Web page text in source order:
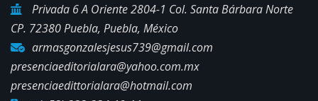
Privada 6 A Oriente 2804-1 Col. Santa Bárbara Norte
CP. 72380 Puebla, Puebla, México
armasgonzalesjesus739@gmail.com
presenciaeditorialara@yahoo.com.mx
presenciaedittorialara@hotmail.com